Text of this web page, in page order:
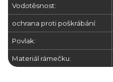
Vodotěsnost:
ochrana proti poškrábání:
Povlak:
Materiál rámečku: